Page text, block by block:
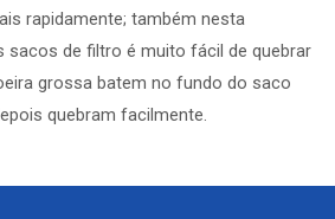
rapidamente; também nesta
sacos de filtro é muito fácil de quebrar
grossa batem no fundo do saco
quebram facilmente.